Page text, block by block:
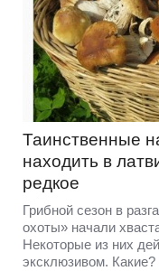
Таинственные
находить в
редкое
Грибной сезон в
охоты» начали
Некоторые из них
эксклюзивом. Какие?